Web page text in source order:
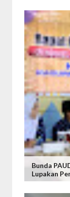
Bunda
Lupakan